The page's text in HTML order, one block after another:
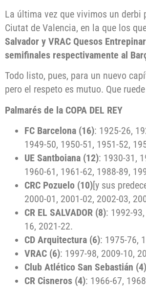
La última vez que vivimos un derbi
Ciutat de Valencia, en la que los
Salvador y VRAC Quesos
semifinales respectivamente al
Todo listo, pues, para un nuevo
pero el respeto es mutuo. Que
Palmarés de la COPA DEL REY
FC Barcelona (16): 1925-26,
1949-50, 1950-51, 1951-52,
UE Santboiana (12): 1930-31,
1960-61, 1961-62, 1988-89,
CRC Pozuelo (10)[y sus
2000-01, 2001-02, 2002-03,
CR EL SALVADOR (8): 1992-
16, 2021-22.
CD Arquitectura (6): 1975-76,
VRAC (6): 1997-98, 2009-10,
Club Atlético San Sebastián (4)
CR Cisneros (4): 1966-67,